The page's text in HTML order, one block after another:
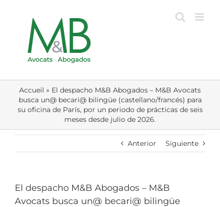
Accueil » El despacho M&B Abogados – M&B Avocats
busca un@ becari@ bilingüe (castellano/francés) para
su oficina de París, por un periodo de prácticas de seis
meses desde julio de 2026.
Anterior Siguiente
El despacho M&B Abogados – M&B
Avocats busca un@ becari@ bilingüe